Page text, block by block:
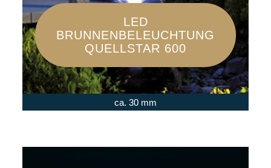
LED
BRUNNENBELEUCHTUNG
QUELLSTAR 600
ca. 30 mm